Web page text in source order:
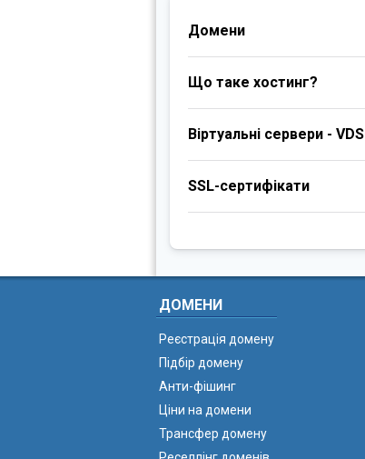
Домени
Що таке хостинг?
Віртуальні сервери - VDS
SSL-сертифікати
ДОМЕНИ
Реєстрація домену
Підбір домену
Анти-фішинг
Ціни на домени
Трансфер домену